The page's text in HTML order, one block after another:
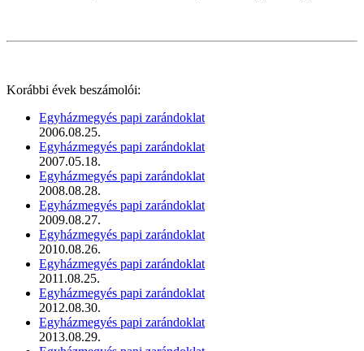
Korábbi évek beszámolói:
Egyházmegyés papi zarándoklat
2006.08.25.
Egyházmegyés papi zarándoklat
2007.05.18.
Egyházmegyés papi zarándoklat
2008.08.28.
Egyházmegyés papi zarándoklat
2009.08.27.
Egyházmegyés papi zarándoklat
2010.08.26.
Egyházmegyés papi zarándoklat
2011.08.25.
Egyházmegyés papi zarándoklat
2012.08.30.
Egyházmegyés papi zarándoklat
2013.08.29.